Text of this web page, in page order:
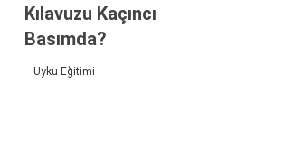
Kılavuzu Kaçıncı
Basımda?
Uyku Eğitimi